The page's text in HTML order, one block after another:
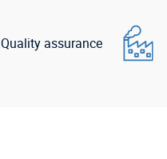
Quality assurance